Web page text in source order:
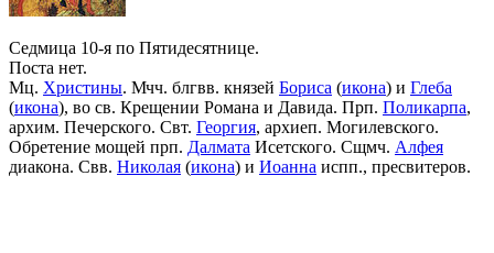
Седмица 10-я по Пятидесятнице.
Поста нет.
Мц. Христины. Мчч. блгвв. князей Бориса (икона) и Глеба
(икона), во св. Крещении Романа и Давида. Прп. Поликарпа,
архим. Печерского. Свт. Георгия, архиеп. Могилевского.
Обретение мощей прп. Далмата Исетского. Сщмч. Алфея
диакона. Свв. Николая (икона) и Иоанна испп., пресвитеров.